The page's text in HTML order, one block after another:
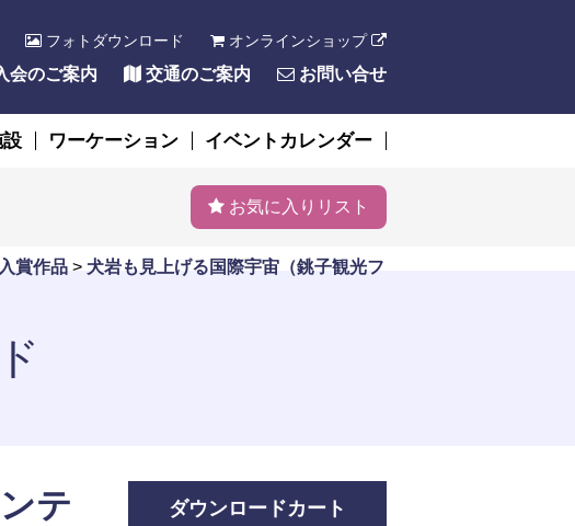
フォトダウンロード オンラインショップ
会のご案内 交通のご案内 お問い合せ
ワーケーション イベントカレンダー
お気に入りリスト
賞作品 > 犬岩も見上げる国際宇宙（銚子観光フ
テ
ダウンロードカート